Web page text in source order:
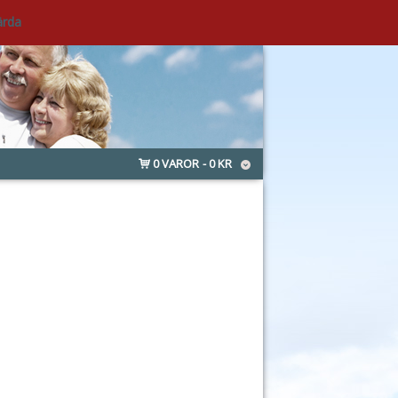
0 VAROR 0 KR